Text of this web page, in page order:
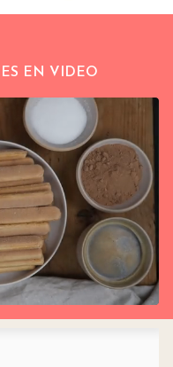
EN VIDEO